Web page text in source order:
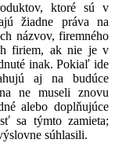
ktoré sú v
žiadne práva na
názvov, firemného
firiem, ak nie je v
inak. Pokiaľ ide
aj na budúce
ne museli znovu
alebo doplňujúce
sa týmto zamieta;
súhlasili.